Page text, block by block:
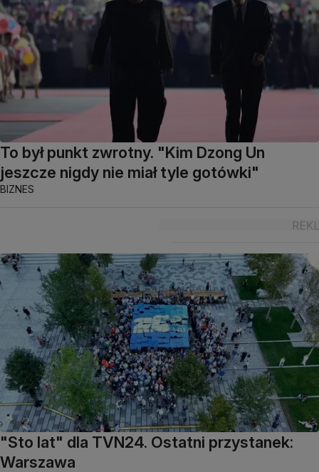
To był punkt zwrotny. "Kim Dzong Un
jeszcze nigdy nie miał tyle gotówki"
BIZNES
"Sto lat" dla TVN24. Ostatni przystanek:
Warszawa